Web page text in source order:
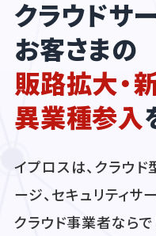
クラウドサ
お客さまの
販路拡大・
異業種参入
イプロスは、クラウ
ージ、セキュリティサ
クラウド事業者なら